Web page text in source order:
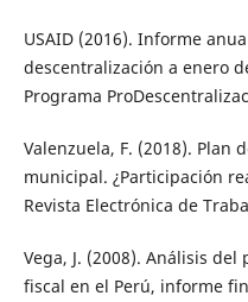
USAID (2016). Informe
descentralización a enero
Programa
Valenzuela, F. (2018). Plan
municipal. ¿Participación
Revista Electrónica de
Vega, J. (2008). Análisis
fiscal en el Perú, informe